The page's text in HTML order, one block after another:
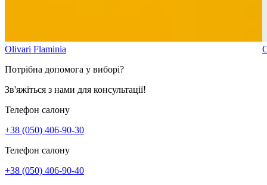
Olivari Flaminia
Потрібна допомога у виборі?
Зв'яжіться з нами для консультації!
Телефон салону
+38 (050) 406-90-30
Телефон салону
+38 (050) 406-90-40